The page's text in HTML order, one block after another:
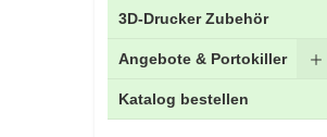
3D-Drucker Zubehör
Angebote & Portokiller
Katalog bestellen